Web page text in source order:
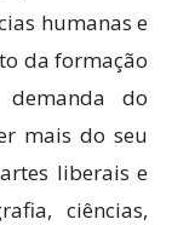
humanas e
da formação
do
mais do seu
liberais e
ciências,